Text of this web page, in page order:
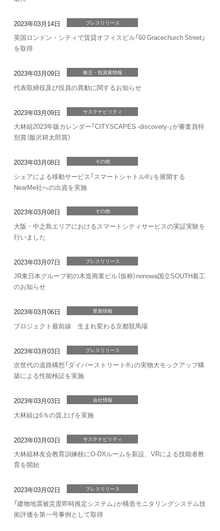
2023年03月14日 プレスリリース
英国ロンドン・シティで賃貸オフィスビル「60 Gracechurch Street」
を取得
2023年03月09日 株主・投資家情報
代表取締役及び役員の異動に関するお知らせ
2023年03月09日 サステナビリティ
大林組2023年版カレンダー「CITYSCAPES -discovery-」が審査員特
別賞（飯沢耕太郎賞）
2023年03月08日 その他
シェアによる移動サービス「スマートシャトル®」を展開する
NearMe社への出資を実施
2023年03月08日 その他
大阪・中之島エリアにおけるスマートシティサービスの実証実験を
行いました
2023年03月07日 プレスリリース
JR東日本グループ初の木造商業ビル（仮称）nonowa国立SOUTH着工
のお知らせ
2023年03月06日 更新情報
プロジェクト最前線 生まれ変わる京都競馬場
2023年03月03日 プレスリリース
次世代の道路構想「ダイバーストリート®」の実物大モックアップ構
築による性能検証を実施
2023年03月03日 会社情報
大林組は6％の賃上げを実施
2023年03月03日 サステナビリティ
大林組林友会教育訓練校にO-DXルームを新設、VRによる技能者教
育を開始
2023年03月02日 プレスリリース
「建物地震被災度即時推定システム」が構造モニタリングシステム技
術評価を第一号事例として取得